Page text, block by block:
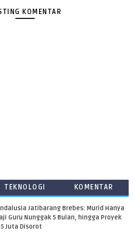
KOMENTAR
TEKNOLOGI
KOMENTAR
Jatibarang Brebes: Murid Hanya
Guru Nunggak 5 Bulan, hingga Proyek
Juta Disorot